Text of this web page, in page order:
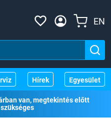
EN
Hírek Egyesület
van, megtekintés előtt